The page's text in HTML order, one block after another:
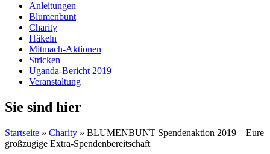
Anleitungen
Blumenbunt
Charity
Häkeln
Mitmach-Aktionen
Stricken
Uganda-Bericht 2019
Veranstaltung
Sie sind hier
Startseite » Charity » BLUMENBUNT Spendenaktion 2019 – Eure
großzügige Extra-Spendenbereitschaft